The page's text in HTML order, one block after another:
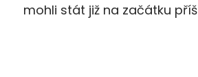
mohli stát již na začátku